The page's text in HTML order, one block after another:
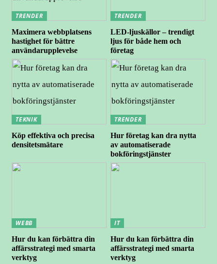
TRENDER
Maximera webbplatsens
hastighet för bättre
användarupplevelse
TRENDER
LED-ljuskällor – trendigt
ljus för både hem och
företag
TEKNIK
Köp effektiva och precisa
densitetsmätare
TRENDER
Hur företag kan dra nytta
av automatiserade
bokföringstjänster
WEBB
Hur du kan förbättra din
affärsstrategi med smarta
verktyg
IT
Hur du kan förbättra din
affärsstrategi med smarta
verktyg